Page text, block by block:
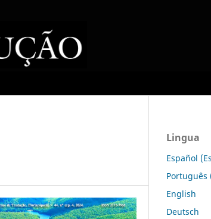
Lingua
Español
Português
English
Deutsch